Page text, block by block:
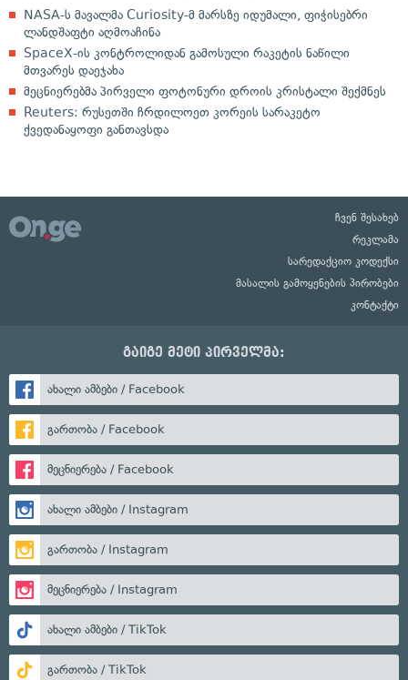
NASA-ს მავალმა Curiosity-მ მარსზე იდუმალი, ფიჭისებრი
ლანდშაფტი აღმოაჩინა
SpaceX-ის კონტროლიდან გამოსული რაკეტის ნაწილი
მთვარეს დაეჯახა
მეცნიერებმა პირველი ფოტონური დროის კრისტალი შექმნეს
Reuters: რუსეთში ჩრდილოეთ კორეის სარაკეტო
ქვედანაყოფი განთავსდა
ჩვენ შესახებ
რეკლამა
სარედაქციო კოდექსი
მასალის გამოყენების პირობები
კონტაქტი
გაიგე მეტი პირველმა:
ახალი ამბები / Facebook
გართობა / Facebook
მეცნიერება / Facebook
ახალი ამბები / Instagram
გართობა / Instagram
მეცნიერება / Instagram
ახალი ამბები / TikTok
გართობა / TikTok